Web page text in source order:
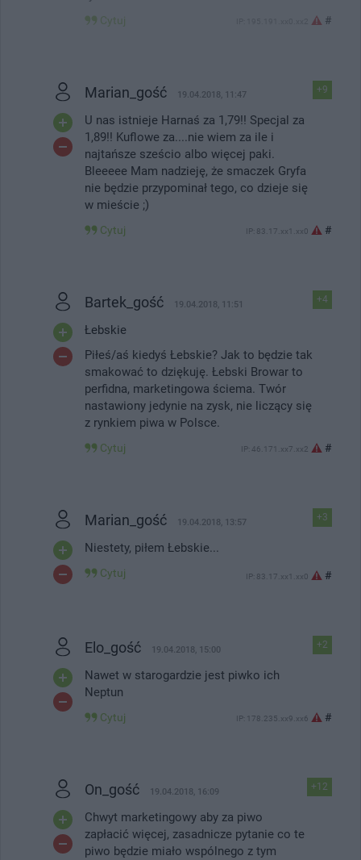
Cytuj #
+9
Marian_gość 19.04.2018, 11:47
U nas istnieje Harnaś za 1,79!! Specjal za
1,89!! Kuflowe za....nie wiem za ile i
najtańsze sześcio albo więcej paki.
Bleeeee Mam nadzieję, że smaczek Gryfa
nie będzie przypominał tego, co dzieje się
w mieście ;)
Cytuj IP: 83.17.xx1.xx0 #
+4
Bartek_gość 19.04.2018, 11:51
Łebskie
Piłeś/aś kiedyś Łebskie? Jak to będzie tak
smakować to dziękuję. Łebski Browar to
perfidna, marketingowa ściema. Twór
nastawiony jedynie na zysk, nie liczący się
z rynkiem piwa w Polsce.
Cytuj IP: 46.171.xx7.xx2 #
+3
Marian_gość 19.04.2018, 13:57
Niestety, piłem Łebskie...
Cytuj IP: 83.17.xx1.xx0 #
+2
Elo_gość 19.04.2018, 15:00
Nawet w starogardzie jest piwko ich
Neptun
Cytuj IP: 178.235.xx9.xx6 #
+12
On_gość 19.04.2018, 16:09
Chwyt marketingowy aby za piwo
zapłacić więcej, zasadnicze pytanie co te
piwo będzie miało wspólnego z tym